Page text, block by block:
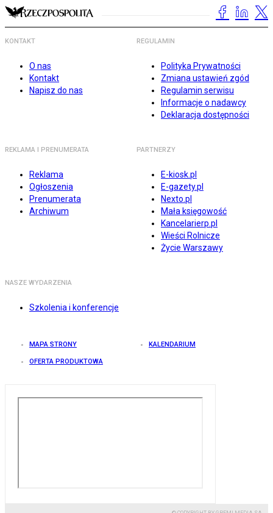
KONTAKT
O nas
Kontakt
Napisz do nas
REGULAMIN
Polityka Prywatności
Zmiana ustawień zgód
Regulamin serwisu
Informacje o nadawcy
Deklaracja dostępności
REKLAMA I PRENUMERATA
Reklama
Ogłoszenia
Prenumerata
Archiwum
PARTNERZY
E-kiosk.pl
E-gazety.pl
Nexto.pl
Mała księgowość
Kancelarierp.pl
Wieści Rolnicze
Życie Warszawy
NASZE WYDARZENIA
Szkolenia i konferencje
MAPA STRONY KALENDARIUM
OFERTA PRODUKTOWA